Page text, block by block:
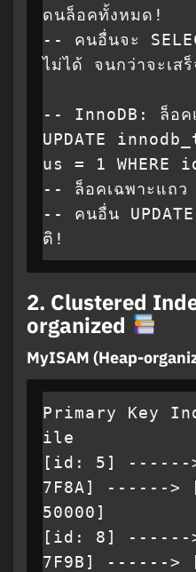
ดนล็อคทั้งหมด!
-- คนอื่นจะ
ไม่ได้ จนกว่าจะเสร็
-- InnoDB: ล็อคเ
UPDATE
us = 1 WHERE
-- ล็อคเฉพาะแถ
-- คนอื่น
ติ!
2. Clustered
organized
MyISAM (Heap-
Primary Key
ile
[id: 5] ------>
7F8A] ------>
50000]
[id: 8] ------>
7F9B] ------>